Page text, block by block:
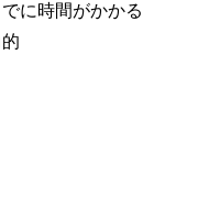
に時間がかかる